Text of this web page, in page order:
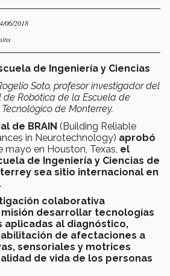
06/2018
de Ingeniería y Ciencias
Soto, profesor investigador del
Robótica de la Escuela de
de Monterrey.
de BRAIN (Building Reliable
in Neurotechnology) aprobó
mayo en Houston, Texas, el
de Ingeniería y Ciencias de
sea sitio internacional en
colaborativa
desarrollar tecnologías
aplicadas al diagnóstico,
de afectaciones a
sensoriales y motrices
de vida de los personas